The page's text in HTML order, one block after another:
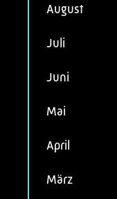
August
Juli
Juni
Mai
April
März